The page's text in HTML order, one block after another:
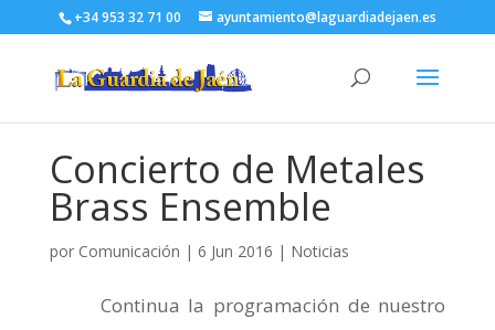
+34 953 32 71 00 ayuntamiento@laguardiadejaen.es
Concierto de Metales
Brass Ensemble
por Comunicación | 6 Jun 2016 | Noticias
Continua la programación de nuestro